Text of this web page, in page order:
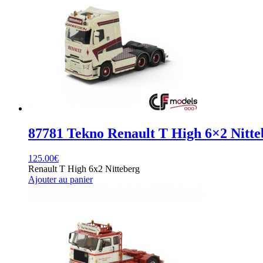
87781 Tekno Renault T High 6×2
125.00€
Renault T High 6x2 Nitteberg
Ajouter au panier